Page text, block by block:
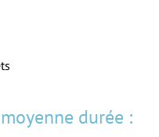
durée :